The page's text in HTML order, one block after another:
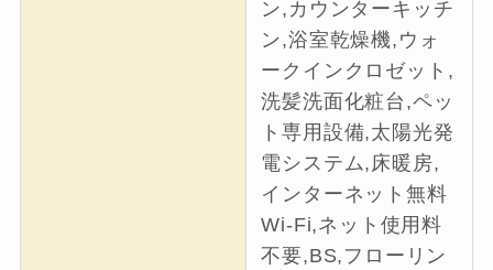
ン,カウンターキッチ
ン,浴室乾燥機,ウォ
ークインクロゼット,
洗髪洗面化粧台,ペッ
ト専用設備,太陽光発
電システム,床暖房,
インターネット無料
Wi-Fi,ネット使用料
不要,BS,フローリン